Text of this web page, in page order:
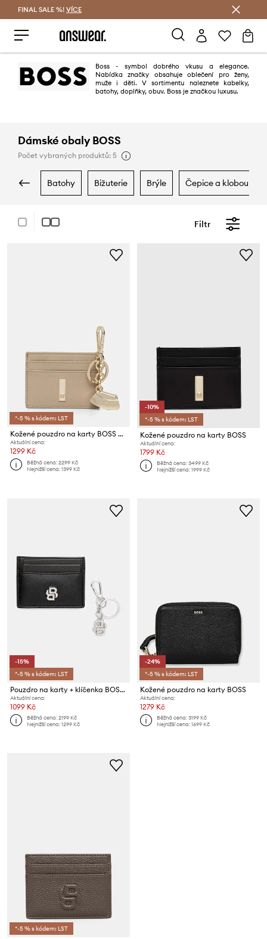
FINAL SALE %! VÍCE
Boss - symbol dobrého vkusu a elegance.
Nabídka značky obsahuje oblečení pro ženy,
muže i děti. V sortimentu naleznete kabelky,
batohy, doplňky, obuv. Boss je značkou luxusu.
Dámské obaly BOSS
Počet vybraných produktů: 5
batohy bižuterie brýle čepice a klobouky
Filtr
*-5 % s kódem: LST
Kožené pouzdro na karty BOSS ARIELL Kring C Case
Aktuální cena:
1299 Kč
Běžná cena:2299 Kč
Nejnižší cena:1399 Kč
-10%
*-5 % s kódem: LST
Kožené pouzdro na karty BOSS
Aktuální cena:
1799 Kč
Běžná cena:3499 Kč
Nejnižší cena:1999 Kč
-15%
*-5 % s kódem: LST
Pouzdro na karty + klíčenka BOSS B_ICON Krng C Case
Aktuální cena:
1099 Kč
Běžná cena:2199 Kč
Nejnižší cena:1299 Kč
-24%
*-5 % s kódem: LST
Kožené pouzdro na karty BOSS
Aktuální cena:
1279 Kč
Běžná cena:3199 Kč
Nejnižší cena:1699 Kč
*-5 % s kódem: LST